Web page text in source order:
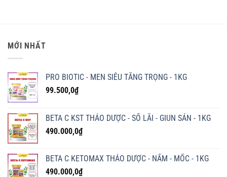
MỚI NHẤT
PRO BIOTIC - MEN SIÊU TĂNG TRỌNG - 1KG
99.500,0₫
BETA C KST THẢO DƯỢC - SỔ LÃI - GIUN SÁN - 1KG
490.000,0₫
BETA C KETOMAX THẢO DƯỢC - NẤM - MỐC - 1KG
490.000,0₫